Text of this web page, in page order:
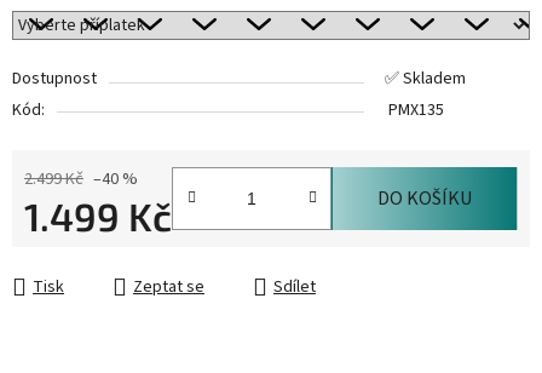
Dostupnost
✅ Skladem
Kód:
PMX135
2.499 Kč –40 %
1.499 Kč DO KOŠÍKU
Tisk Zeptat se Sdílet